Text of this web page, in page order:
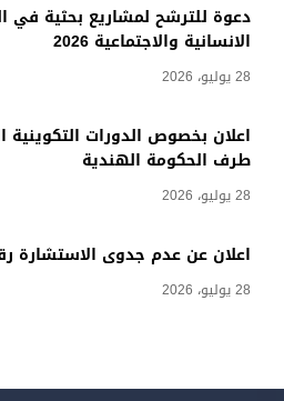
دعوة للترشح لمشاريع بحثية في
الانسانية والاجتماعية 2026
28 يوليو، 2026
اعلان بخصوص الدورات
طرف الحكومة الهندية
28 يوليو، 2026
اعلان عن عدم جدوى الاستشارة رقم
28 يوليو، 2026